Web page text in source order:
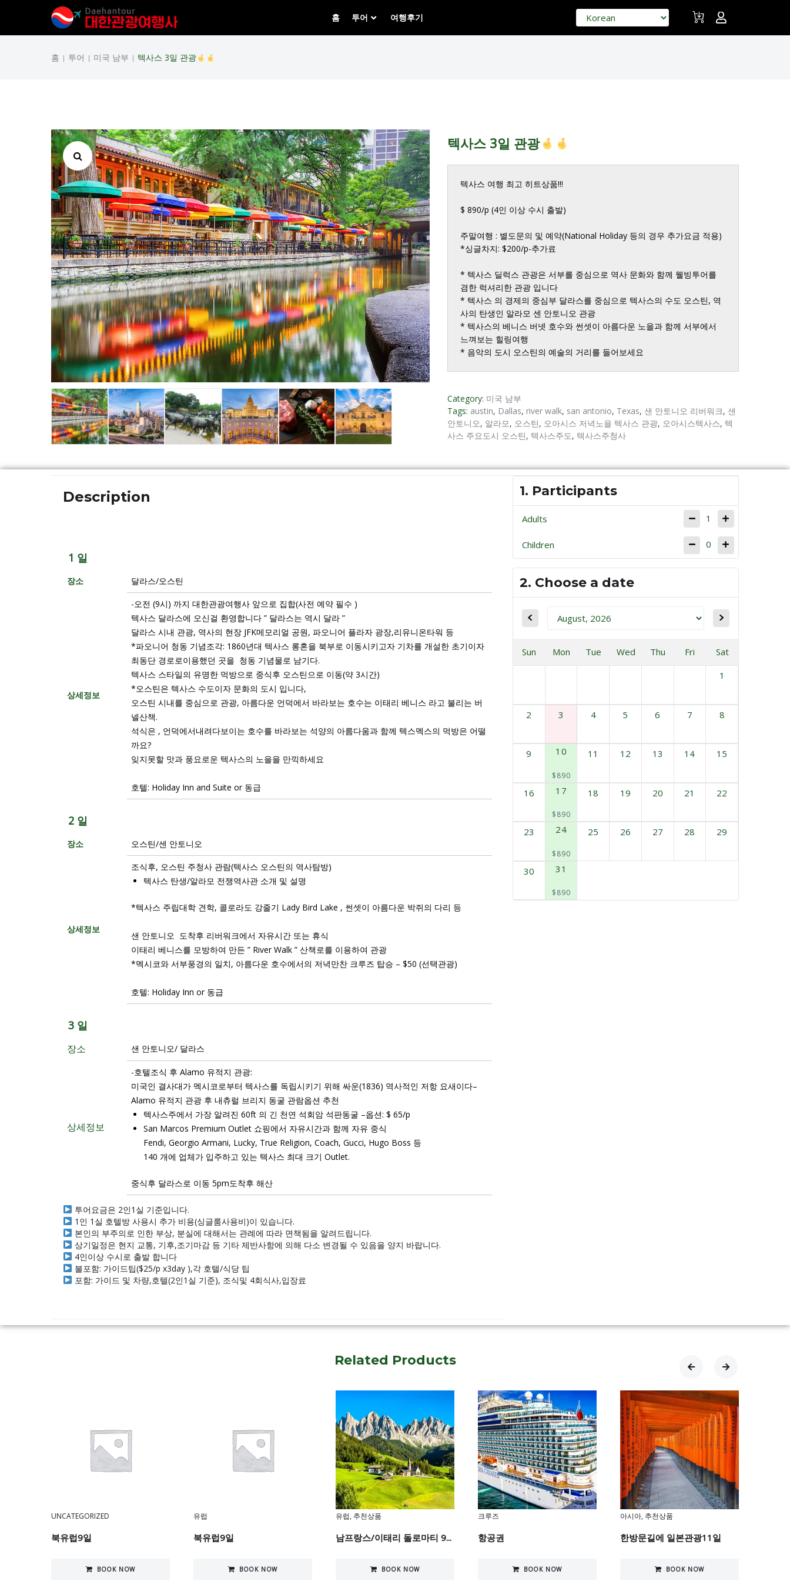
홈 투어 여행후기
홈 | 투어 | 미국 남부 | 텍사스 3일 관광
텍사스 3일 관광
텍사스 여행 최고 히트상품!!!
$ 890/p (4인 이상 수시 출발)
주말여행 : 별도문의 및 예약(National Holiday 등의 경우 추가요금 적용)
*싱글차지: $200/p-추가료
* 텍사스 딜럭스 관광은 서부를 중심으로 역사 문화와 함께 웰빙투어를
겸한 럭셔리한 관광 입니다
* 텍사스 의 경제의 중심부 달라스를 중심으로 텍사스의 수도 오스틴, 역
사의 탄생인 알라모 센 안토니오 관광
* 텍사스의 베니스 버넷 호수와 썬셋이 아름다운 노을과 함께 서부에서
느껴보는 힐링여행
* 음악의 도시 오스틴의 예술의 거리를 들어보세요
Category: 미국 남부
Tags: austin, Dallas, river walk, san antonio, Texas,샌 안토니오 리버워크,샌
안토니오, 알라모, 오스틴, 오아시스 저녁노을 텍사스 관광, 오아시스텍사스, 텍
사스 주요도시 오스틴, 텍사스주도, 텍사스주청사
Description
1 일
장소 달라스/오스틴
상세정보
-오전 (9시) 까지 대한관광여행사 앞으로 집합(사전 예약 필수 )
텍사스 달라스에 오신걸 환영합니다 ” 달라스는 역시 달라 ”
달라스 시내 관광, 역사의 현장 JFK메모리얼 공원, 파오니어 플라자 광장,리유니온타워 등
*파오니어 청동 기념조각: 1860년대 텍사스 롱혼을 북부로 이동시키고자 기차를 개설한 초기이자
최동단 경로로이용했던 곳을 청동 기념물로 남기다.
텍사스 스타일의 유명한 먹방으로 중식후 오스틴으로 이동(약 3시간)
*오스틴은 텍사스 수도이자 문화의 도시 입니다,
오스틴 시내를 중심으로 관광, 아름다운 언덕에서 바라보는 호수는 이태리 베니스 라고 불리는 버
넬산책.
석식은 , 언덕에서내려다보이는 호수를 바라보는 석양의 아름다움과 함께 텍스멕스의 먹방은 어떨
까요?
잊지못할 맛과 풍요로운 텍사스의 노을을 만끽하세요
호텔: Holiday Inn and Suite or 동급
2 일
장소 오스틴/센 안토니오
상세정보
조식후, 오스틴 주청사 관람(텍사스 오스틴의 역사탐방)
텍사스 탄생/알라모 전쟁역사관 소개 및 설명
*텍사스 주립대학 견학, 콜로라도 강줄기 Lady Bird Lake , 썬셋이 아름다운 박쥐의 다리 등
샌 안토니오 도착후 리버워크에서 자유시간 또는 휴식
이태리 베니스를 모방하여 만든 ” River Walk ” 산책로를 이용하여 관광
*멕시코와 서부풍경의 일치, 아름다운 호수에서의 저녁만찬 크루즈 탑승 – $50 (선택관광)
호텔: Holiday Inn or 동급
3 일
장소 샌 안토니오/ 달라스
상세정보
-호텔조식 후 Alamo 유적지 관광:
미국인 결사대가 멕시코로부터 텍사스를 독립시키기 위해 싸운(1836) 역사적인 저항 요새이다–
Alamo 유적지 관광 후 내츄럴 브리지 동굴 관람옵션 추천
텍사스주에서 가장 알려진 60ft 의 긴 천연 석회암 석판동굴 –옵션: $ 65/p
San Marcos Premium Outlet 쇼핑에서 자유시간과 함께 자유 중식
Fendi, Georgio Armani, Lucky, True Religion, Coach, Gucci, Hugo Boss 등
140 개에 업체가 입주하고 있는 텍사스 최대 크기 Outlet.
중식후 달라스로 이동 5pm도착후 해산
투어요금은 2인1실 기준입니다.
1인 1실 호텔방 사용시 추가 비용(싱글룸사용비)이 있습니다.
본인의 부주의로 인한 부상, 분실에 대해서는 관례에 따라 면책됨을 알려드립니다.
상기일정은 현지 교통, 기후,조기마감 등 기타 제반사항에 의해 다소 변경될 수 있음을 양지 바랍니다.
4인이상 수시로 출발 합니다
불포함: 가이드팁($25/p x3day ),각 호텔/식당 팁
포함: 가이드 및 차량,호텔(2인1실 기준), 조식및 4회식사,입장료
1. Participants
Adults 1
Children 0
2. Choose a date
Sun Mon Tue Wed Thu Fri
Sat
1
2 3 4 5 6 7 8
9 10
$890
11 12 13 14 15
16 17
$890
18 19 20 21 22
23 24
$890
25 26 27 28 29
30 31
$890
Related Products
UNCATEGORIZED
북유럽9일
BOOK NOW
유럽
북유럽9일
BOOK NOW
유럽, 추천상품
남프랑스/이태리 돌로마티 9...
BOOK NOW
크루즈
항공권
BOOK NOW
아시아, 추천상품
한방문길에 일본관광11일
BOOK NOW